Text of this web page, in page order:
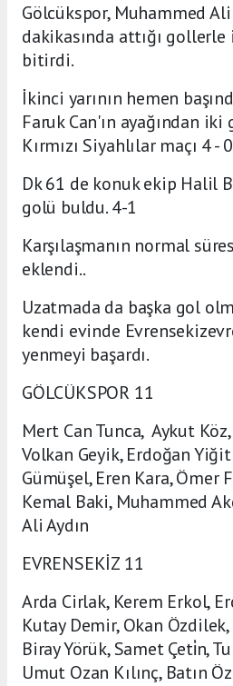
Gölcükspor, Muhammed Ali
dakikasında attığı gollerle
bitirdi.
İkinci yarının hemen
Faruk Can'ın ayağından
Kırmızı Siyahlılar maçı 4
Dk 61 de konuk ekip Halil
golü buldu. 4-1
Karşılaşmanın normal
eklendi..
Uzatmada da başka gol
kendi evinde
yenmeyi başardı.
GÖLCÜKSPOR 11
Mert Can Tunca, Aykut
Volkan Geyik, Erdoğan
Gümüşel, Eren Kara, Ömer
Kemal Baki, Muhammed
Ali Aydın
EVRENSEKİZ 11
Arda Cirlak, Kerem Erkol,
Kutay Demir, Okan
Biray Yörük, Samet Çeti̇n,
Umut Ozan Kılınç, Batın